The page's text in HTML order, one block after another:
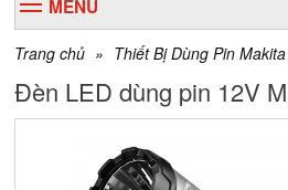
MENU
Trang chủ » Thiết Bị Dùng Pin Makita
Đèn LED dùng pin 12V